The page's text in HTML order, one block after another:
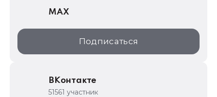
1С:Дистрибьюция
1С:Образование
ИТС.1C.ru
MAX
Подписаться
ВКонтакте
51561 участник